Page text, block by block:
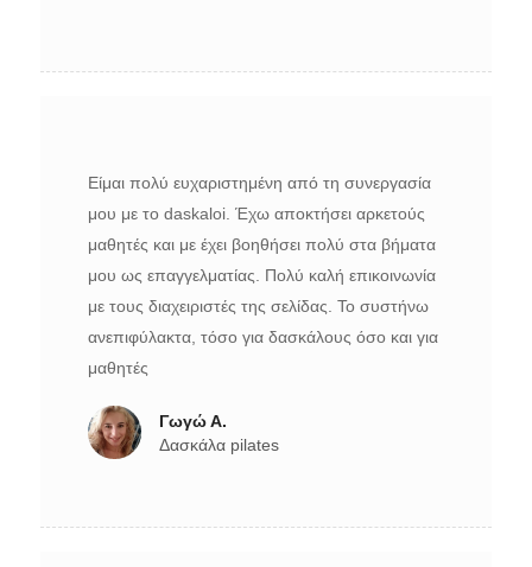
Είμαι πολύ ευχαριστημένη από τη συνεργασία
μου με το daskaloi. Έχω αποκτήσει αρκετούς
μαθητές και με έχει βοηθήσει πολύ στα βήματα
μου ως επαγγελματίας. Πολύ καλή επικοινωνία
με τους διαχειριστές της σελίδας. Το συστήνω
ανεπιφύλακτα, τόσο για δασκάλους όσο και για
μαθητές
Γωγώ Α.
Δασκάλα pilates